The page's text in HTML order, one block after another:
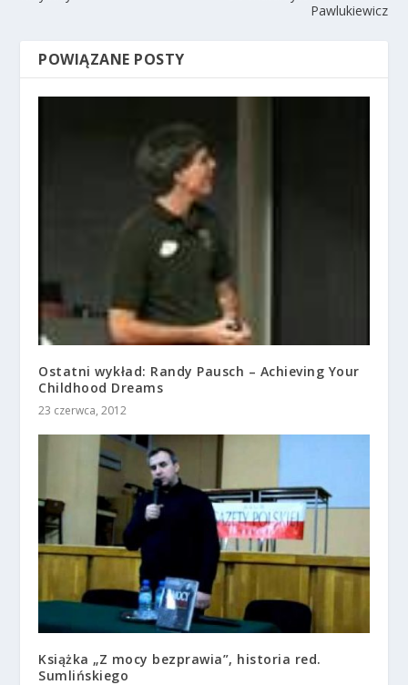
Pawlukiewicz
POWIĄZANE POSTY
Ostatni wykład: Randy Pausch – Achieving Your
Childhood Dreams
23 czerwca, 2012
Książka „Z mocy bezprawia”, historia red.
Sumlińskiego